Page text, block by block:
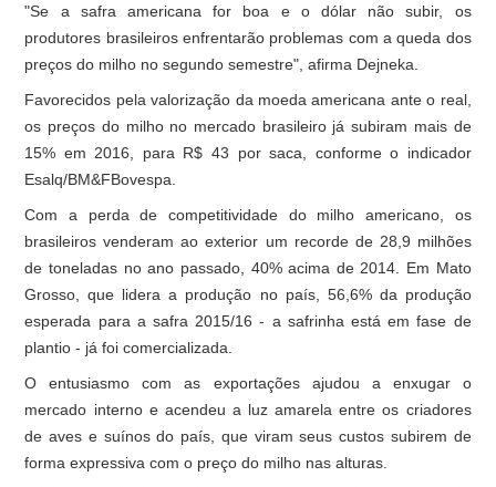
"Se a safra americana for boa e o dólar não subir, os
produtores brasileiros enfrentarão problemas com a queda dos
preços do milho no segundo semestre", afirma Dejneka.
Favorecidos pela valorização da moeda americana ante o real,
os preços do milho no mercado brasileiro já subiram mais de
15% em 2016, para R$ 43 por saca, conforme o indicador
Esalq/BM&FBovespa.
Com a perda de competitividade do milho americano, os
brasileiros venderam ao exterior um recorde de 28,9 milhões
de toneladas no ano passado, 40% acima de 2014. Em Mato
Grosso, que lidera a produção no país, 56,6% da produção
esperada para a safra 2015/16 - a safrinha está em fase de
plantio - já foi comercializada.
O entusiasmo com as exportações ajudou a enxugar o
mercado interno e acendeu a luz amarela entre os criadores
de aves e suínos do país, que viram seus custos subirem de
forma expressiva com o preço do milho nas alturas.